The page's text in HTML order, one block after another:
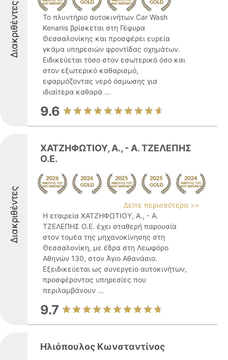
Διακριθέντες
Το πλυντήριο αυτοκινήτων Car Wash
Kenanis βρίσκεται στη Γέφυρα
Θεσσαλονίκης και προσφέρει ευρεία
γκάμα υπηρεσιών φροντίδας οχημάτων.
Ειδικεύεται τόσο στον εσωτερικό όσο και
στον εξωτερικό καθαρισμό,
εφαρμόζοντας νερό όσμωσης για
ιδιαίτερα καθαρά ...
9.6
Διακριθέντες
ΧΑΤΖΗΦΩΤΙΟΥ, Α., - Α. ΤΖΕΛΕΠΗΣ
Ο.Ε.
Δείτε περισσότερα >>
Η εταιρεία ΧΑΤΖΗΦΩΤΙΟΥ, Α., - Α.
ΤΖΕΛΕΠΗΣ Ο.Ε. έχει σταθερή παρουσία
στον τομέα της μηχανοκίνησης στη
Θεσσαλονίκη, με έδρα στη Λεωφόρο
Αθηνών 130, στον Άγιο Αθανάσιο.
Εξειδικεύεται ως συνεργείο αυτοκινήτων,
προσφέροντας υπηρεσίες που
περιλαμβάνουν ...
9.7
Ηλιόπουλος Κωνσταντίνος